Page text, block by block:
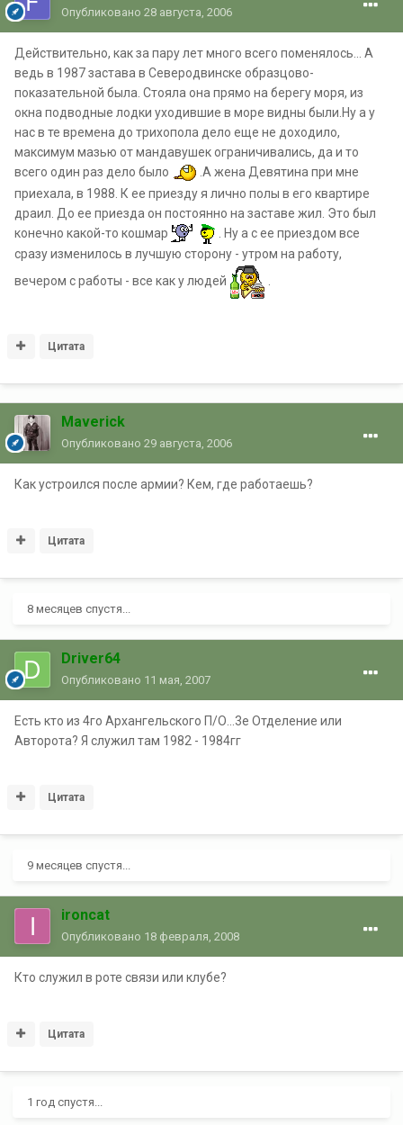
Опубликовано 28 августа, 2006
Действительно, как за пару лет много всего поменялось... А
ведь в 1987 застава в Северодвинске образцово-
показательной была. Стояла она прямо на берегу моря, из
окна подводные лодки уходившие в море видны были.Ну а у
нас в те времена до трихопола дело еще не доходило,
максимум мазью от мандавушек ограничивались, да и то
всего один раз дело было
.А жена Девятина при мне
приехала, в 1988. К ее приезду я лично полы в его квартире
драил. До ее приезда он постоянно на заставе жил. Это был
конечно какой-то кошмар
. Ну а с ее приездом все
сразу изменилось в лучшую сторону - утром на работу,
вечером с работы - все как у людей
Цитата
Maverick
Опубликовано 29 августа, 2006
Как устроился после армии? Кем, где работаешь?
Цитата
8 месяцев спустя...
Driver64
Опубликовано 11 мая, 2007
Есть кто из 4го Архангельского П/О...3е Отделение или
Авторота? Я служил там 1982 - 1984гг
Цитата
9 месяцев спустя...
ironcat
Опубликовано 18 февраля, 2008
Кто служил в роте связи или клубе?
Цитата
1 год спустя...